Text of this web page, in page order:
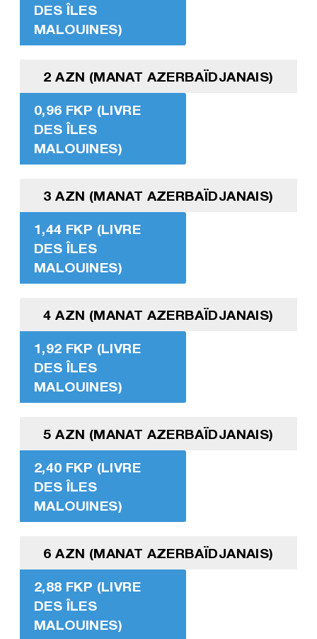
DES ÎLES
MALOUINES)
2 AZN (MANAT AZERBAÏDJANAIS)
0,96 FKP (LIVRE
DES ÎLES
MALOUINES)
3 AZN (MANAT AZERBAÏDJANAIS)
1,44 FKP (LIVRE
DES ÎLES
MALOUINES)
4 AZN (MANAT AZERBAÏDJANAIS)
1,92 FKP (LIVRE
DES ÎLES
MALOUINES)
5 AZN (MANAT AZERBAÏDJANAIS)
2,40 FKP (LIVRE
DES ÎLES
MALOUINES)
6 AZN (MANAT AZERBAÏDJANAIS)
2,88 FKP (LIVRE
DES ÎLES
MALOUINES)